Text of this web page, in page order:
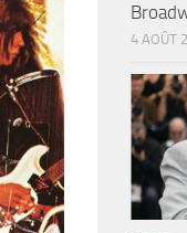
4 AOÛT